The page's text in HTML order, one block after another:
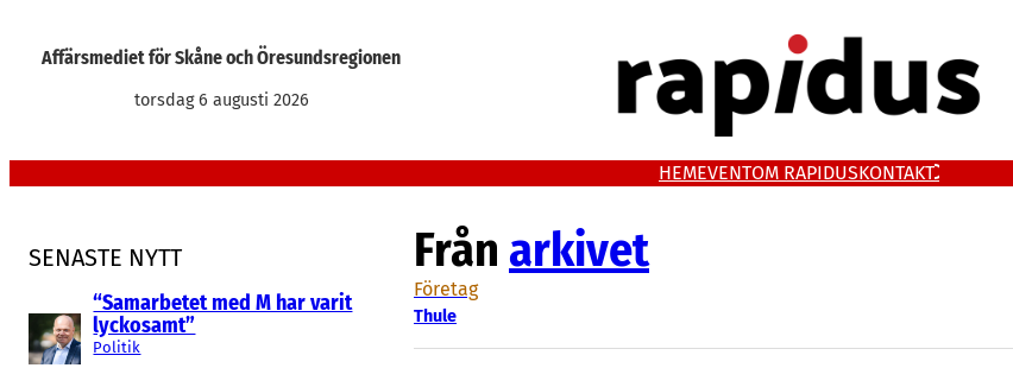
Affärsmediet för Skåne och Öresundsregionen
torsdag 6 augusti 2026
HEMEVENTOM RAPIDUSKONTAKT
SENASTE NYTT
“Samarbetet med M har varit
lyckosamt”
Politik
Från arkivet
Företag
Thule